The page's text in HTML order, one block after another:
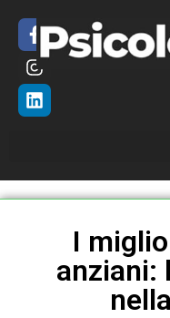
I
anziani: